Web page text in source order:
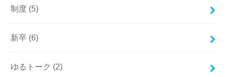
制度 (5)
新卒 (6)
ゆるトーク (2)